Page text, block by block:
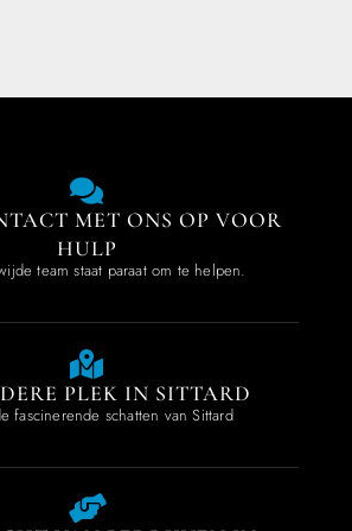
MET ONS OP VOOR
HULP
team staat paraat om te helpen.
PLEK IN SITTARD
fascinerende schatten van Sittard